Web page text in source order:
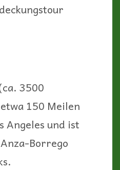
3500
150 Meilen
Angeles und ist
Borrego